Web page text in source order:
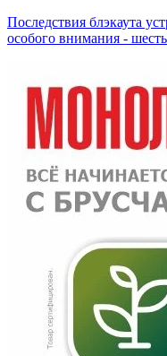
Последствия блэкаута
особого внимания -